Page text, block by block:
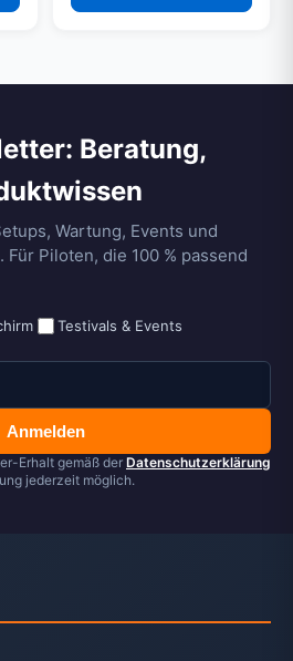
Beratung,
Wartung, Events und
Piloten, die 100 % passend
Testivals & Events
Anmelden
Erhalt gemäß der Datenschutzerklärung
jederzeit möglich.